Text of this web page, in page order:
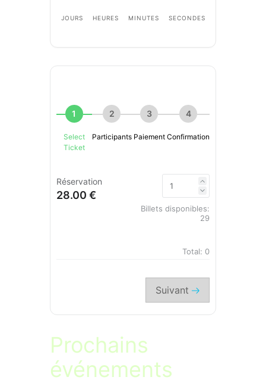
JOURS HEURES MINUTES SECONDES
1
Select
Ticket
2
Participants
3
Paiement
4
Confirmation
Réservation
28.00 €
Billets disponibles:
29
Total: 0
Suivant
Prochains
événements